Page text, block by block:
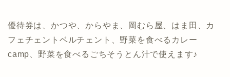
優待券は、かつや、からやま、岡むら屋、はま田、カ
フェチェントベルチェント、野菜を食べるカレー
camp、野菜を食べるごちそうとん汁で使えます♪